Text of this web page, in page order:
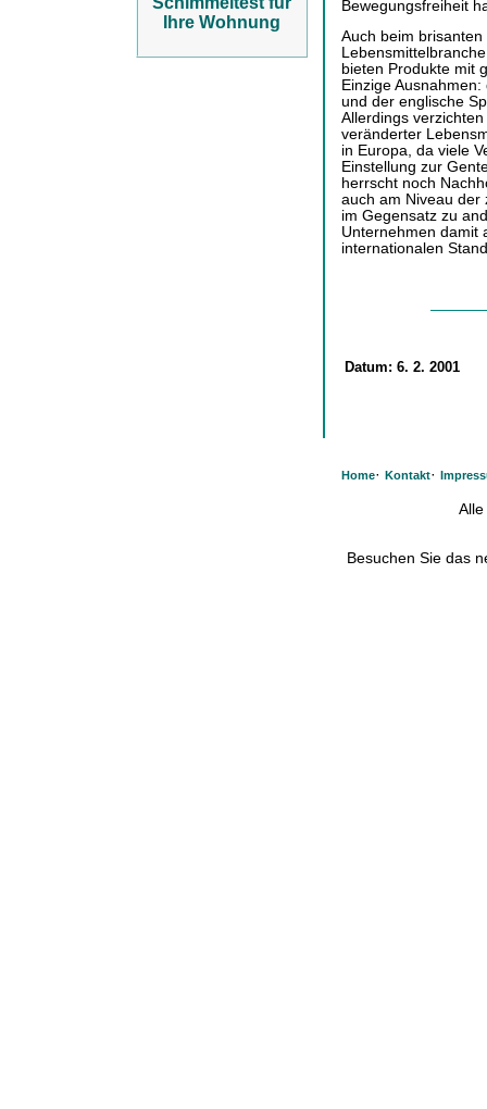
Ihre Wohnung
Bewegungsfreiheit
Auch beim
bieten Produkte mit
Einzige
und der englische
Allerdings
veränderter
in Europa, da viele
Einstellung zur
herrscht noch
auch am Niveau der
im Gegensatz zu
Unternehmen damit
internationalen
Datum: 6. 2. 2001
Home· Kontakt·
Besuchen Sie das